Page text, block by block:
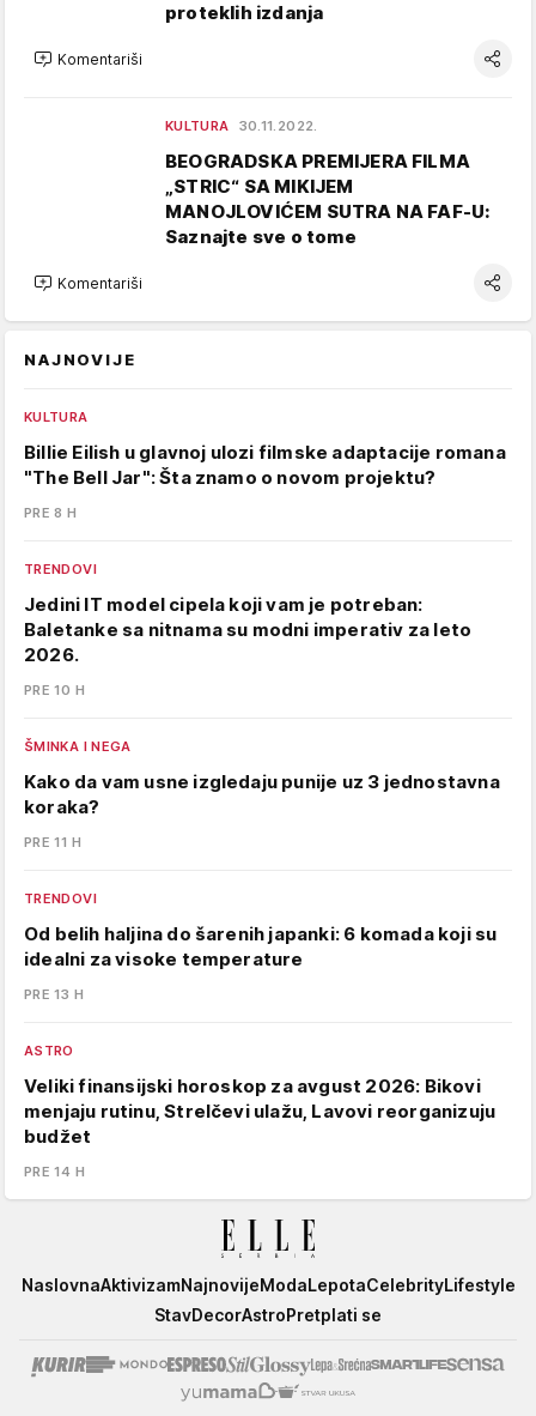
proteklih izdanja
Komentariši
KULTURA 30.11.2022.
BEOGRADSKA PREMIJERA FILMA
„STRIC“ SA MIKIJEM
MANOJLOVIĆEM SUTRA NA FAF-U:
Saznajte sve o tome
Komentariši
NAJNOVIJE
KULTURA
Billie Eilish u glavnoj ulozi filmske adaptacije romana
"The Bell Jar": Šta znamo o novom projektu?
PRE 8 H
TRENDOVI
Jedini IT model cipela koji vam je potreban:
Baletanke sa nitnama su modni imperativ za leto
2026.
PRE 10 H
ŠMINKA I NEGA
Kako da vam usne izgledaju punije uz 3 jednostavna
koraka?
PRE 11 H
TRENDOVI
Od belih haljina do šarenih japanki: 6 komada koji su
idealni za visoke temperature
PRE 13 H
ASTRO
Veliki finansijski horoskop za avgust 2026: Bikovi
menjaju rutinu, Strelčevi ulažu, Lavovi reorganizuju
budžet
PRE 14 H
Elle
NaslovnaAktivizamNajnovijeModaLepotaCelebrityLifestyle
StavDecorAstroPretplati se